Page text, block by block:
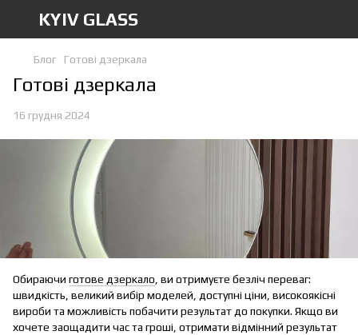
KYIV GLASS
Блог Готові дзеркала
Готові дзеркала
16 грудня 2024
Обираючи готове дзеркало, ви отримуєте безліч переваг:
швидкість, великий вибір моделей, доступні ціни, високоякісні
вироби та можливість побачити результат до покупки. Якщо ви
хочете заощадити час та гроші, отримати відмінний результат